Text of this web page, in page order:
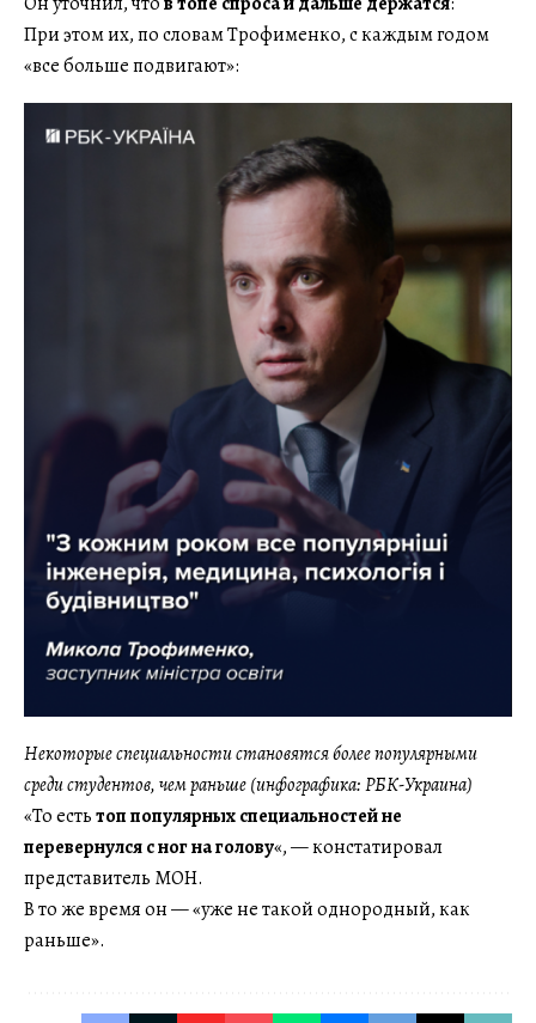
При этом их, по словам Трофименко, с каждым годом
«все больше подвигают»:
Некоторые специальности становятся более популярными
среди студентов, чем раньше (инфографика: РБК-Украина)
«То естьтоп популярных специальностей не
перевернулся с ног на голову«, — констатировал
представитель МОН.
В то же время он — «уже не такой однородный, как
раньше».